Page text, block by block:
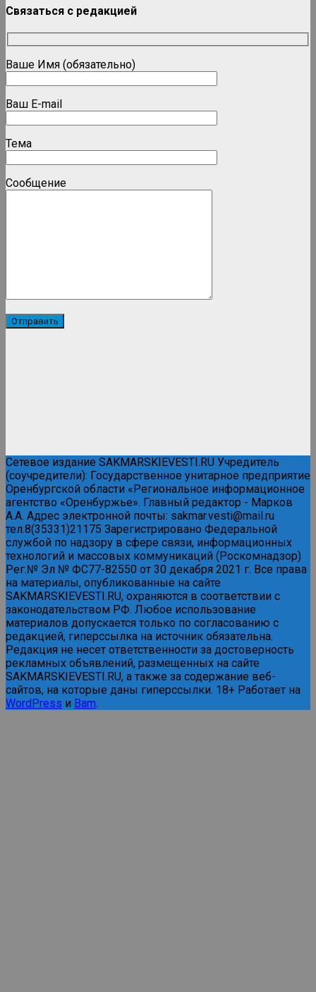
Связаться с редакцией
Ваше Имя (обязательно)
Ваш E-mail
Тема
Сообщение
Сетевое издание SAKMARSKIEVESTI.RU Учредитель
(соучредители): Государственное унитарное предприятие
Оренбургской области «Региональное информационное
агентство «Оренбуржье». Главный редактор - Марков
А.А. Адрес электронной почты: sakmar.vesti@mail.ru
тел.8(35331)21175 Зарегистрировано Федеральной
службой по надзору в сфере связи, информационных
технологий и массовых коммуникаций (Роскомнадзор)
Рег.№ Эл № ФС77-82550 от 30 декабря 2021 г. Все права
на материалы, опубликованные на сайте
SAKMARSKIEVESTI.RU, охраняются в соответствии с
законодательством РФ. Любое использование
материалов допускается только по согласованию с
редакцией, гиперссылка на источник обязательна.
Редакция не несет ответственности за достоверность
рекламных объявлений, размещенных на сайте
SAKMARSKIEVESTI.RU, а также за содержание веб-
сайтов, на которые даны гиперссылки. 18+ Работает на
WordPress и Bam.